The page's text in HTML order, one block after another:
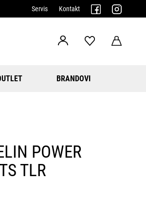
Servis Kontakt
BRANDOVI
POWER
TLR